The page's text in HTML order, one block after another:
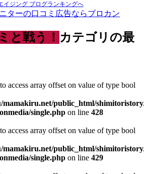
イジング ブログランキングへ
と戦う！ カテゴリの最
access array offset on value of type bool
mamakiru.net/public_html/
single.php on line 428
access array offset on value of type bool
mamakiru.net/public_html/
single.php on line 429